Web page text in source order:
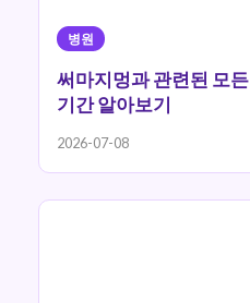
병원
써마지멍과 관련된 모
기간 알아보기
2026-07-08